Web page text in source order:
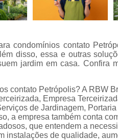
condomínios contato
disso, essa e outras
jardim em casa. Confira
contato Petrópolis? A RBW
Empresa
de Jardinagem,
a empresa também conta
que entendem a
instalações de qualidade,